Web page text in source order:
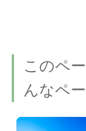
このペ
んなペ